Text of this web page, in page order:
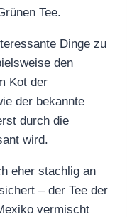
Tee.
Dinge zu
den
Kot der
der bekannte
durch die
wird.
eher stachlig an
– der Tee der
vermischt